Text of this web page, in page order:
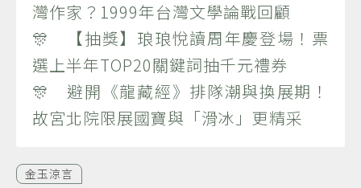
灣作家？1999年台灣文學論戰回顧
🎊 【抽獎】琅琅悅讀周年慶登場！票
選上半年TOP20關鍵詞抽千元禮券
🎊 避開《龍藏經》排隊潮與換展期！
故宮北院限展國寶與「滑冰」更精采
金玉涼言